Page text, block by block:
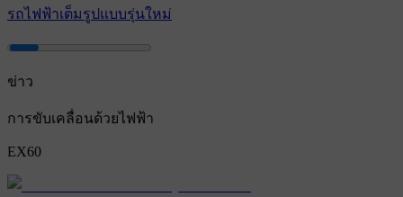
รถไฟฟ้าเต็มรูปแบบรุ่นใหม่
ข่าว
การขับเคลื่อนด้วยไฟฟ้า
EX60